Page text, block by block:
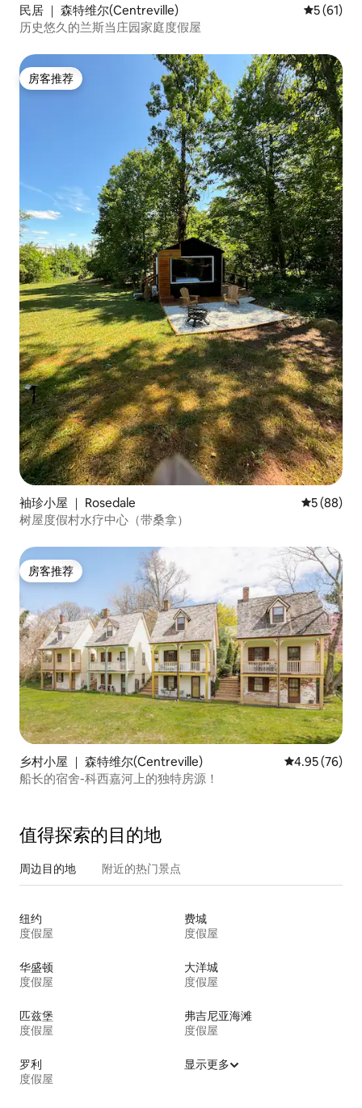
民居 ｜ 森特维尔(Centreville) 平均评分
5 (61)
历史悠久的兰斯当庄园家庭度假屋
房客推荐
房客推荐
袖珍小屋 ｜ Rosedale 平均评分
5 (88)
树屋度假村水疗中心（带桑拿）
房客推荐
房客推荐
乡村小屋 ｜ 森特维尔(Centreville) 平均评分
4.95 (76)
船长的宿舍-科西嘉河上的独特房源！
值得探索的目的地
周边目的地 附近的热门景点
纽约
度假屋
费城
度假屋
华盛顿
度假屋
大洋城
度假屋
匹兹堡
度假屋
弗吉尼亚海滩
度假屋
罗利
度假屋
显示更多